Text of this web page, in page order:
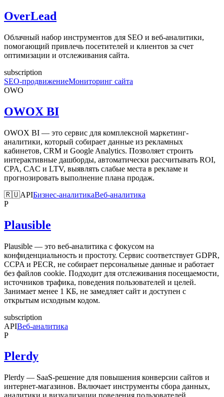
OverLead
Облачный набор инструментов для SEO и веб-аналитики,
помогающий привлечь посетителей и клиентов за счет
оптимизации и отслеживания сайта.
subscription
SEO-продвижениеМониторинг сайта
OWO
OWOX BI
OWOX BI — это сервис для комплексной маркетинг-
аналитики, который собирает данные из рекламных
кабинетов, CRM и Google Analytics. Позволяет строить
интерактивные дашборды, автоматически рассчитывать ROI,
CPA, CAC и LTV, выявлять слабые места в рекламе и
прогнозировать выполнение плана продаж.
🇷🇺APIБизнес-аналитикаВеб-аналитика
P
Plausible
Plausible — это веб-аналитика с фокусом на
конфиденциальность и простоту. Сервис соответствует GDPR,
CCPA и PECR, не собирает персональные данные и работает
без файлов cookie. Подходит для отслеживания посещаемости,
источников трафика, поведения пользователей и целей.
Занимает менее 1 КБ, не замедляет сайт и доступен с
открытым исходным кодом.
subscription
APIВеб-аналитика
P
Plerdy
Plerdy — SaaS-решение для повышения конверсии сайтов и
интернет-магазинов. Включает инструменты сбора данных,